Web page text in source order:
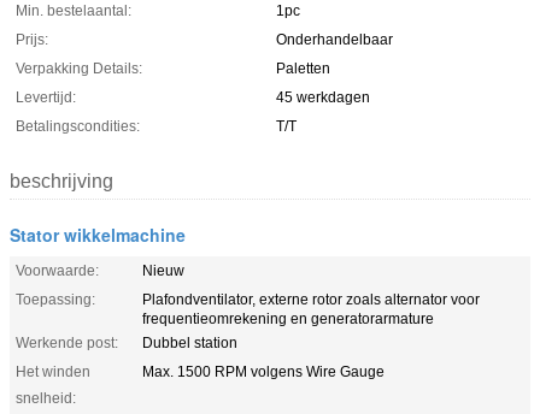
Min. bestelaantal:
1pc
Prijs:
Onderhandelbaar
Verpakking Details:
Paletten
Levertijd:
45 werkdagen
Betalingscondities:
T/T
beschrijving
Stator wikkelmachine
Voorwaarde:
Nieuw
Toepassing:
Plafondventilator, externe rotor zoals alternator voor
frequentieomrekening en generatorarmature
Werkende post:
Dubbel station
Het winden
snelheid:
Max. 1500 RPM volgens Wire Gauge